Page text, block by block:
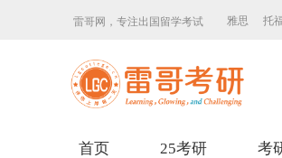
雷哥网，专注出国留学考试 雅思 托
首页 25考研 考